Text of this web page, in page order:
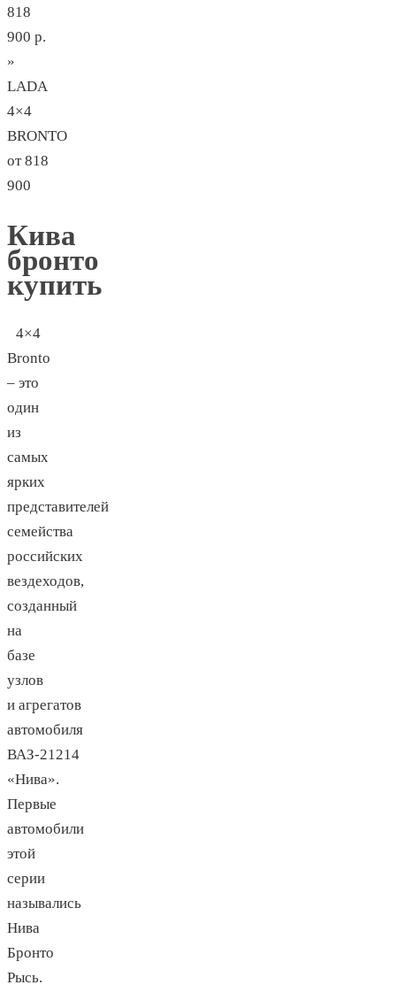
818
900 р.
»
LADA
4×4
BRONTO
от 818
900
Кива
бронто
купить
4×4
Bronto
– это
один
из
самых
ярких
представителей
семейства
российских
вездеходов,
созданный
на
базе
узлов
и агрегатов
автомобиля
ВАЗ-21214
«Нива».
Первые
автомобили
этой
серии
назывались
Нива
Бронто
Рысь.